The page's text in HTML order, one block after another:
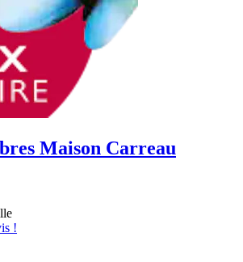
Maison Carreau
!